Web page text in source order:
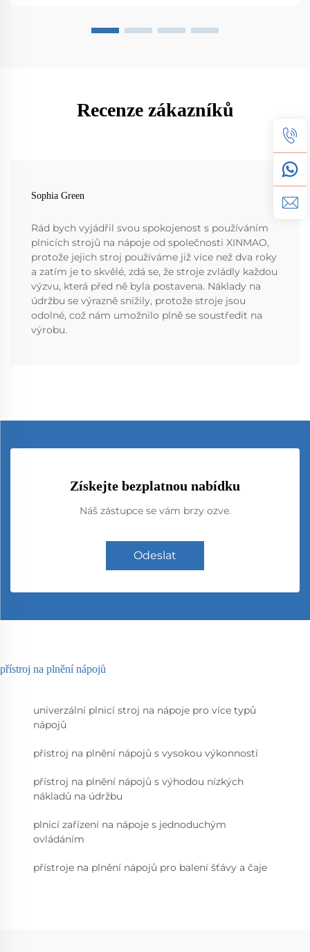
Recenze zákazníků
Sophia Green
Rád bych vyjádřil svou spokojenost s používáním
plnicích strojů na nápoje od společnosti XINMAO,
protože jejich stroj používáme již více než dva roky
a zatím je to skvělé, zdá se, že stroje zvládly každou
výzvu, která před ně byla postavena. Náklady na
údržbu se výrazně snížily, protože stroje jsou
odolné, což nám umožnilo plně se soustředit na
výrobu.
Získejte bezplatnou nabídku
Náš zástupce se vám brzy ozve.
Odeslat
přístroj na plnění nápojů
univerzální plnicí stroj na nápoje pro více typů
nápojů
přístroj na plnění nápojů s vysokou výkonností
přístroj na plnění nápojů s výhodou nízkých
nákladů na údržbu
plnicí zařízení na nápoje s jednoduchým
ovládáním
přístroje na plnění nápojů pro balení šťávy a čaje